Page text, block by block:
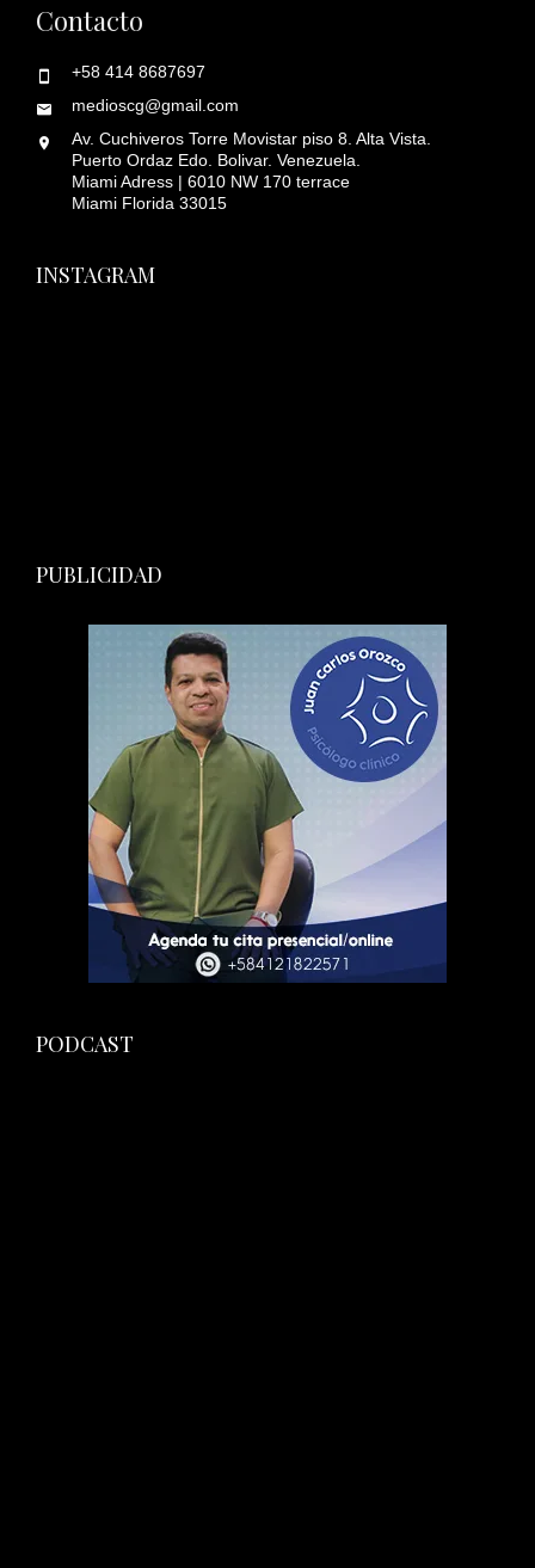
Contacto
+58 414 8687697
medioscg@gmail.com
Av. Cuchiveros Torre Movistar piso 8. Alta Vista.
Puerto Ordaz Edo. Bolivar. Venezuela.
Miami Adress | 6010 NW 170 terrace
Miami Florida 33015
INSTAGRAM
PUBLICIDAD
PODCAST